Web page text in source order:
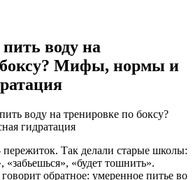
воду на
боксу? Мифы, нормы и
воду на тренировке по боксу?
гидратация
пережиток. Так делали старые школы:
«забьешься», «будет тошнить».
обратное: умеренное питье во